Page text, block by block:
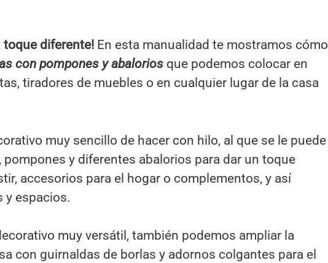
toque diferente! En esta manualidad te mostramos cómo
con pompones y abalorios que podemos colocar en
tiradores de muebles o en cualquier lugar de la casa
muy sencillo de hacer con hilo, al que se le puede
y diferentes abalorios para dar un toque
accesorios para el hogar o complementos, y así
y espacios.
muy versátil, también podemos ampliar la
con guirnaldas de borlas y adornos colgantes para el